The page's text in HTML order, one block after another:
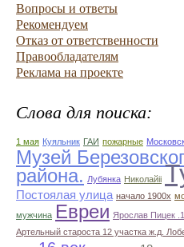
Вопросы и ответы
Рекомендуем
Отказ от ответственности
Правообладателям
Реклама на проекте
Слова для поиска:
1 мая Куяльник ГАИ пожарные
Музей
района. Лубянка Николайii
Постоялая улица начало 1900х
мужчина Евреи Ярослав Пицек
Артельный староста 12 участка ж.д.